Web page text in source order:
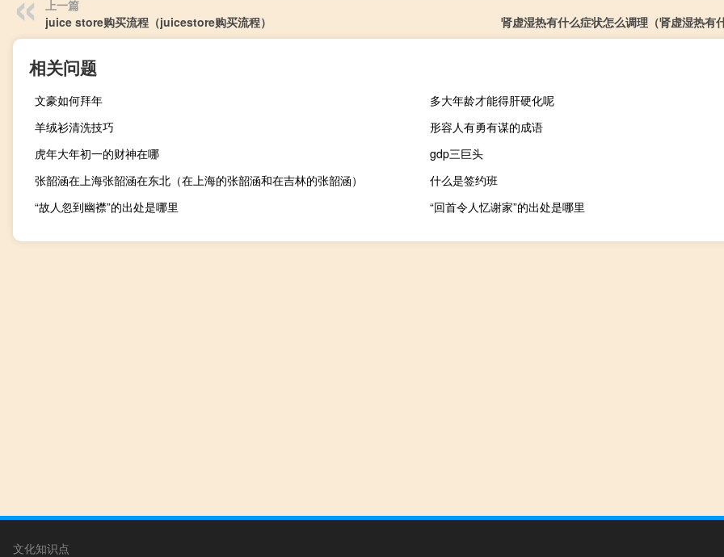
上一篇
juice store购买流程（juicestore购买流程）
肾虚湿热有什么症状怎么调理（肾虚湿热有
相关问题
文豪如何拜年
多大年龄才能得肝硬化呢
羊绒衫清洗技巧
形容人有勇有谋的成语
虎年大年初一的财神在哪
gdp三巨头
张韶涵在上海张韶涵在东北（在上海的张韶涵和在吉林的张韶涵）
什么是签约班
“故人忽到幽襟”的出处是哪里
“回首令人忆谢家”的出处是哪里
文化知识点